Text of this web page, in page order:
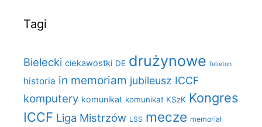
Tagi
Bielecki ciekawostki DE drużynowe felieton
historia in memoriam jubileusz ICCF
komputery komunikat komunikat KSzK Kongres
ICCF Liga Mistrzów LSS mecze memoriał